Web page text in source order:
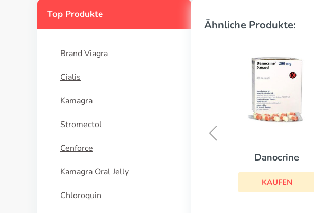
Top Produkte
Brand Viagra
Cialis
Kamagra
Stromectol
Cenforce
Kamagra Oral Jelly
Chloroquin
Ähnliche Produkte:
Eldepryl
KAUFEN